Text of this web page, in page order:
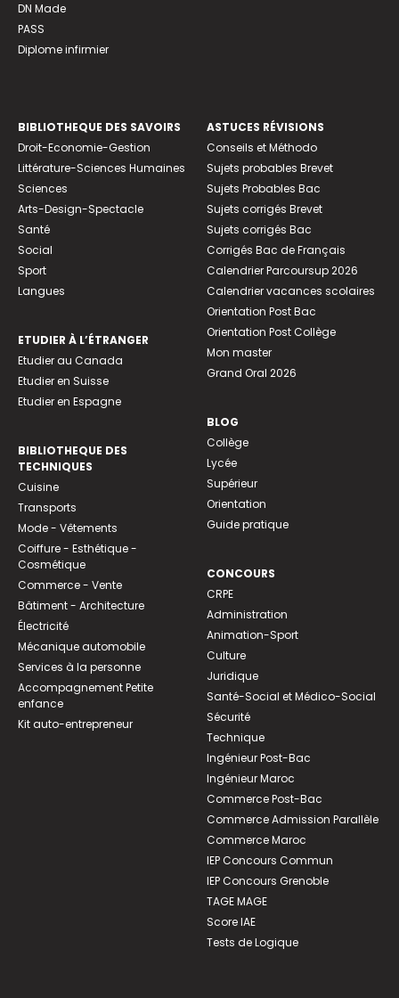
DN Made
PASS
Diplome infirmier
BIBLIOTHEQUE DES SAVOIRS
Droit-Economie-Gestion
Littérature-Sciences Humaines
Sciences
Arts-Design-Spectacle
Santé
Social
Sport
Langues
ETUDIER À L’ÉTRANGER
Etudier au Canada
Etudier en Suisse
Etudier en Espagne
BIBLIOTHEQUE DES
TECHNIQUES
Cuisine
Transports
Mode - Vêtements
Coiffure - Esthétique -
Cosmétique
Commerce - Vente
Bâtiment - Architecture
Électricité
Mécanique automobile
Services à la personne
Accompagnement Petite
enfance
Kit auto-entrepreneur
ASTUCES RÉVISIONS
Conseils et Méthodo
Sujets probables Brevet
Sujets Probables Bac
Sujets corrigés Brevet
Sujets corrigés Bac
Corrigés Bac de Français
Calendrier Parcoursup 2026
Calendrier vacances scolaires
Orientation Post Bac
Orientation Post Collège
Mon master
Grand Oral 2026
BLOG
Collège
Lycée
Supérieur
Orientation
Guide pratique
CONCOURS
CRPE
Administration
Animation-Sport
Culture
Juridique
Santé-Social et Médico-Social
Sécurité
Technique
Ingénieur Post-Bac
Ingénieur Maroc
Commerce Post-Bac
Commerce Admission Parallèle
Commerce Maroc
IEP Concours Commun
IEP Concours Grenoble
TAGE MAGE
Score IAE
Tests de Logique